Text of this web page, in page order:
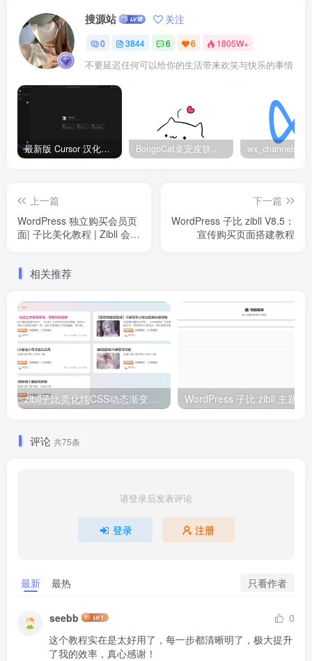
搜源站 关注
0 3844 6 6 1805W+
不要延迟任何可以给你的生活带来欢笑与快乐的事情
最新版 Cursor 汉化设置中文教程（两种简单方法，附中文语言包下载） BongoCat桌宠皮肤包大全：20款主题皮肤免费下载
上一篇
WordPress 独立购买会员页
面| 子比美化教程 | Zibll 会员
下一篇
WordPress 子比 zibll V8.5：
宣传购买页面搭建教程
相关推荐
zibll子比美化纯CSS动态渐变背景代码附动画效果 | 网页设计必备教程
评论 共75条
请登录后发表评论
登录 注册
最新 最热 只看作者
seebb
0
这个教程实在是太好用了，每一步都清晰明了，极大提升
了我的效率，真心感谢！